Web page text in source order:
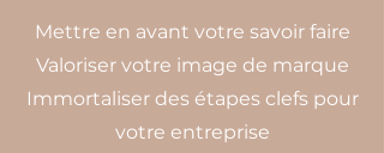
Mettre en avant votre savoir faire
Valoriser votre image de marque
Immortaliser des étapes clefs pour
votre entreprise